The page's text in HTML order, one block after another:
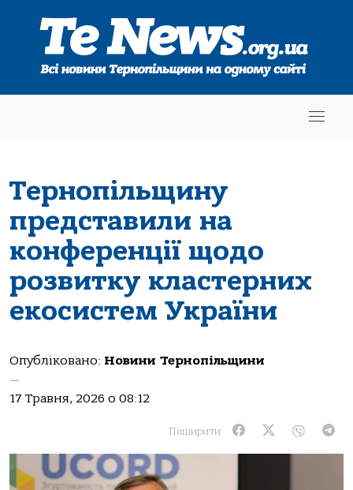
Тернопільщину
представили на
конференції щодо
розвитку кластерних
екосистем України
Опубліковано: Новини Тернопільщини
—
17 Травня, 2026 о 08:12
Поширити: